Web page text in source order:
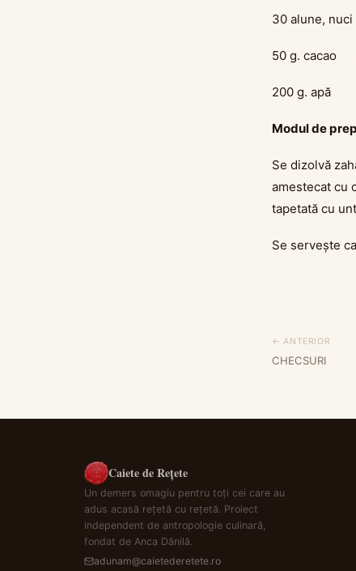
30 alune, nuci
50 g. cacao
200 g. apă
Modul de
Se dizolvă
amestecat cu
tapetată cu
Se servește
← ANTERIOR
CHECSURI
Caiete de Rețete
Un demers omagiu pentru toți cei care au
adus acasă rețetă cu rețetă. Proiect
independent de antropologie culinară,
fondat de Anca Dănilă.
adunam@caietederetete.ro